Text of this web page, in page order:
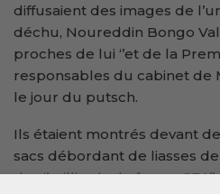
diffusaient des images de
déchu, Noureddin Bongo
proches de lui ‘’et de la
responsables du cabinet de
le jour du putsch.
Ils étaient montrés devant
sacs débordant de liasses
des ‘’milliards de francs